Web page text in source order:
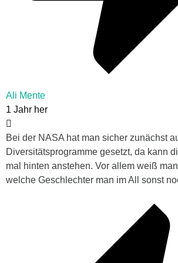
Ali Mente
1 Jahr her
Bei der NASA hat man sicher zunächst
Diversitätsprogramme gesetzt, da kann
mal hinten anstehen. Vor allem weiß
welche Geschlechter man im All sonst